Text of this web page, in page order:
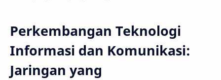
Perkembangan Teknologi
Informasi dan Komunikasi:
Jaringan yang